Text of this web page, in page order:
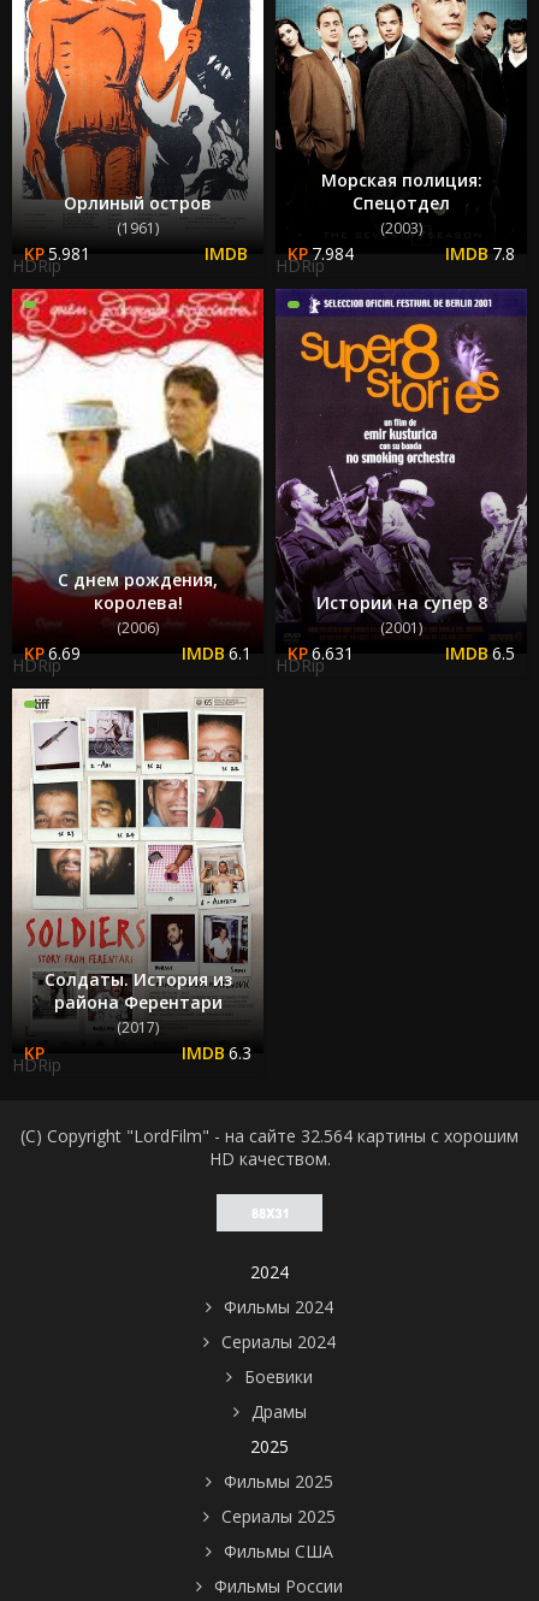
Орлиный остров
(1961)
5.981
HDRip
Морская полиция:
Спецотдел
(2003)
7.984 7.8
HDRip
С днем рождения,
королева!
(2006)
6.69 6.1
HDRip
Истории на супер 8
(2001)
6.631 6.5
HDRip
Солдаты. История из
района Ферентари
(2017)
6.3
HDRip
(C) Copyright "LordFilm" - на сайте 32.564 картины с хорошим
HD качеством.
2024
Фильмы 2024
Сериалы 2024
Боевики
Драмы
2025
Фильмы 2025
Сериалы 2025
Фильмы США
Фильмы России